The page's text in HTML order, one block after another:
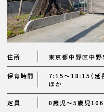
住所 東京都中野区中
保育時間
7:15～18:15（延
ほか
定員 0歳児〜5歳児106